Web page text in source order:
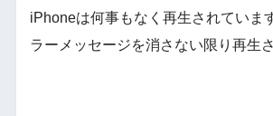
iPhoneは何事もなく再生されていま
ラーメッセージを消さない限り再生